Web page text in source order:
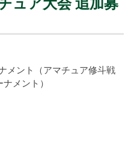
メント（アマチュア修斗戦
メント）